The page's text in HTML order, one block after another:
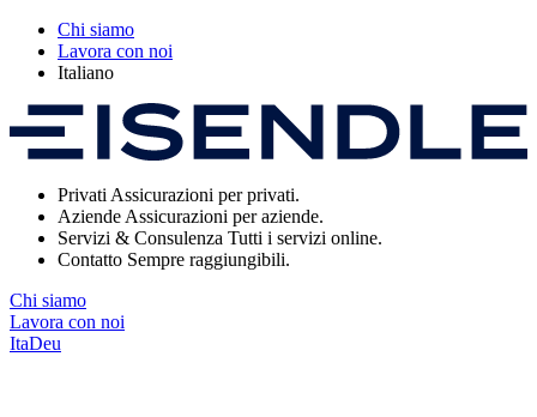
questo
Web
un
sistema
Chi siamo
Lavora con noi
Italiano
Privati Assicurazioni per privati.
Aziende Assicurazioni per aziende.
Servizi & Consulenza Tutti i servizi online.
Contatto Sempre raggiungibili.
Chi siamo
Lavora con noi
ItaDeu